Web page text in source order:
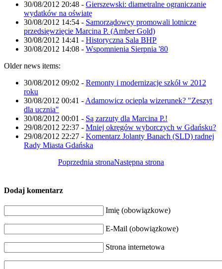
30/08/2012 20:48 - Gierszewski: diametralne ograniczanie
wydatków na oświatę
30/08/2012 14:54 - Samorządowcy promowali lotnicze
przedsięwzięcie Marcina P. (Amber Gold)
30/08/2012 14:41 - Historyczna Sala BHP
30/08/2012 14:08 - Wspomnienia Sierpnia '80
Older news items:
30/08/2012 09:02 - Remonty i modernizacje szkół w 2012
roku
30/08/2012 00:41 - Adamowicz ociepla wizerunek? "Zeszyt
dla ucznia"
30/08/2012 00:01 - Są zarzuty dla Marcina P.!
29/08/2012 22:37 - Mniej okręgów wyborczych w Gdańsku?
29/08/2012 22:27 - Komentarz Jolanty Banach (SLD) radnej
Rady Miasta Gdańska
Poprzednia stronaNastępna strona
Dodaj komentarz
Imię (obowiązkowe)
E-Mail (obowiązkowe)
Strona internetowa